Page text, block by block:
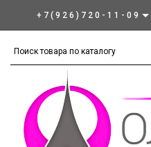
+7(926)720-11-09